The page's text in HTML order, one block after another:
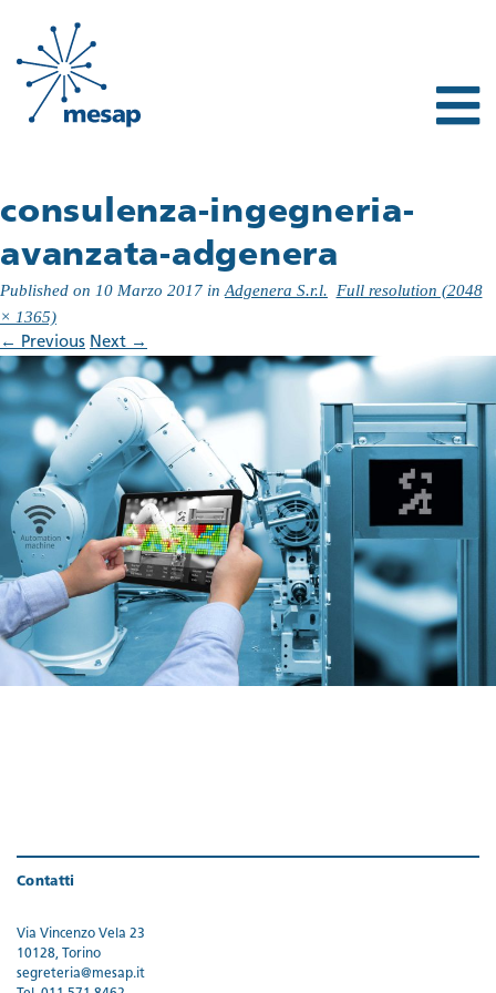
consulenza-ingegneria-
avanzata-adgenera
Published on 10 Marzo 2017 in Adgenera S.r.l.
Full resolution (2048
× 1365)
← Previous Next →
Contatti
Via Vincenzo Vela 23
10128, Torino
segreteria@mesap.it